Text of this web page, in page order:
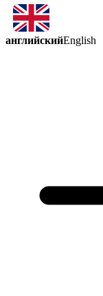
английскийEnglish